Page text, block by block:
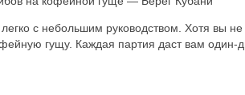
с небольшим руководством. Хотя вы
гущу. Каждая партия даст вам один-